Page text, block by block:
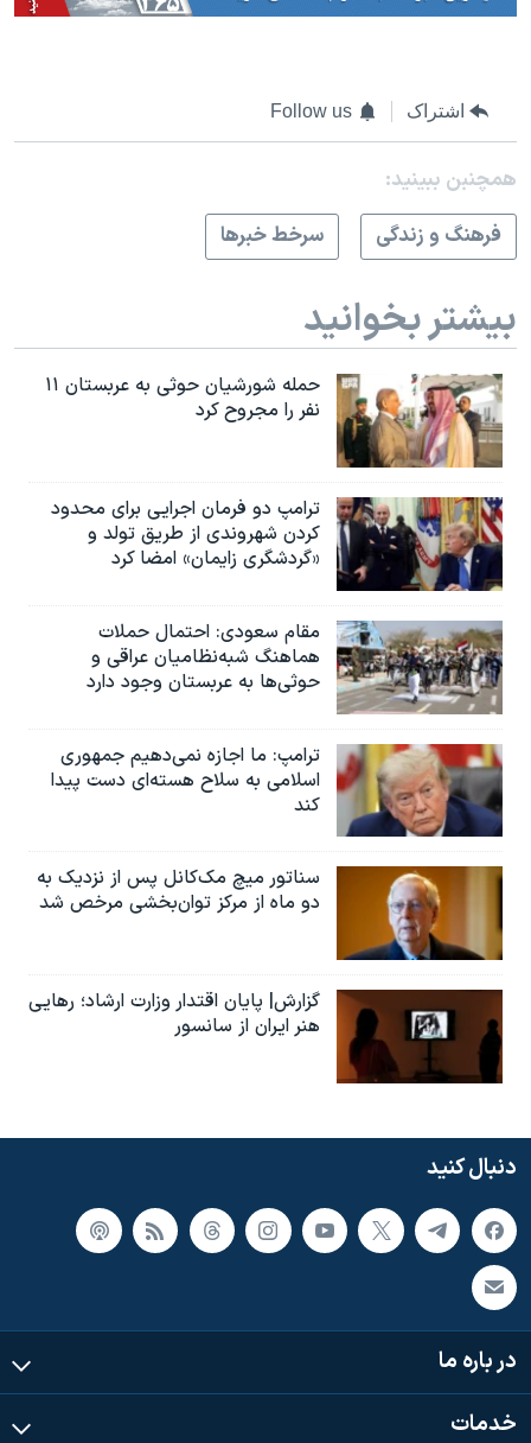
اشتراک Follow us
همچنبن ببینید:
فرهنگ و زندگی
سرخط خبرها
بیشتر بخوانید
حمله شورشیان حوثی به عربستان ۱۱
نفر را مجروح کرد
ترامپ دو فرمان اجرایی برای محدود
کردن شهروندی از طریق تولد و
«گردشگری زایمان» امضا کرد
مقام سعودی: احتمال حملات
هماهنگ شبه‌نظامیان عراقی و
حوثی‌ها به عربستان وجود دارد
ترامپ: ما اجازه نمی‌دهیم جمهوری
اسلامی به سلاح هسته‌ای دست پیدا
کند
سناتور میچ مک‌کانل پس از نزدیک به
دو ماه از مرکز توان‌بخشی مرخص شد
گزارش| پایان اقتدار وزارت ارشاد؛ رهایی
هنر ایران از سانسور
دنبال کنید
در باره ما
خدمات